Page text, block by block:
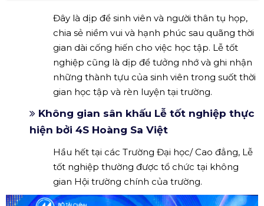
Đây là dịp để sinh viên và người thân tụ họp,
chia sẻ niềm vui và hạnh phúc sau quãng thời
gian dài cống hiến cho việc học tập. Lễ tốt
nghiệp cũng là dịp để tưởng nhớ và ghi nhận
những thành tựu của sinh viên trong suốt thời
gian học tập và rèn luyện tại trường.
Không gian sân khấu Lễ tốt nghiệp thực
hiện bởi 4S Hoàng Sa Việt
Hầu hết tại các Trường Đại học/ Cao đẳng, Lễ
tốt nghiệp thường được tổ chức tại không
gian Hội trường chính của trường.